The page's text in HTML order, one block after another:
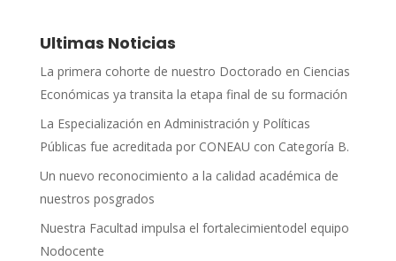
Ultimas Noticias
La primera cohorte de nuestro Doctorado en Ciencias
Económicas ya transita la etapa final de su formación
La Especialización en Administración y Políticas
Públicas fue acreditada por CONEAU con Categoría B.
Un nuevo reconocimiento a la calidad académica de
nuestros posgrados
Nuestra Facultad impulsa el fortalecimientodel equipo
Nodocente